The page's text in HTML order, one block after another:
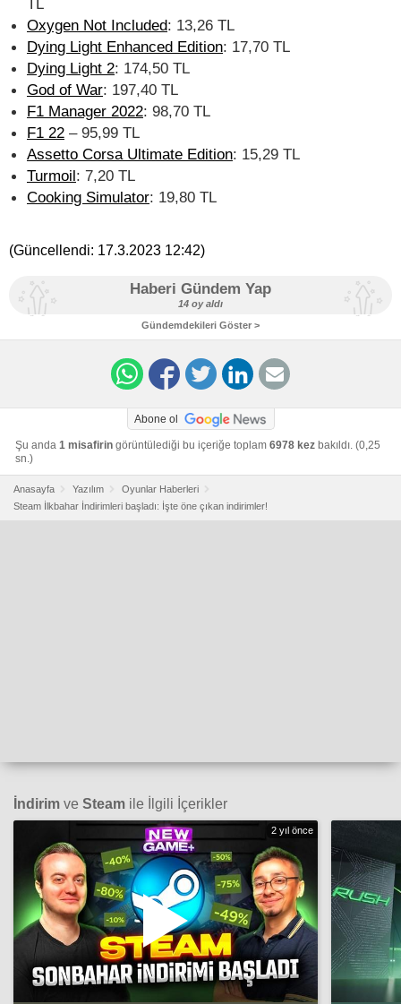
Oxygen Not Included: 13,26 TL
Dying Light Enhanced Edition: 17,70 TL
Dying Light 2: 174,50 TL
God of War: 197,40 TL
F1 Manager 2022: 98,70 TL
F1 22 – 95,99 TL
Assetto Corsa Ultimate Edition: 15,29 TL
Turmoil: 7,20 TL
Cooking Simulator: 19,80 TL
(Güncellendi: 17.3.2023 12:42)
Haberi Gündem Yap
14 oy aldı
Gündemdekileri Göster >
Abone ol
Şu anda 1 misafirin görüntülediği bu içeriğe toplam 6978 kez bakıldı. (0,25
sn.)
Anasayfa Yazılım
Oyunlar Haberleri
Steam İlkbahar İndirimleri başladı: İşte öne çıkan indirimler!
İndirim ve Steam ile İlgili İçerikler
2 yıl önce